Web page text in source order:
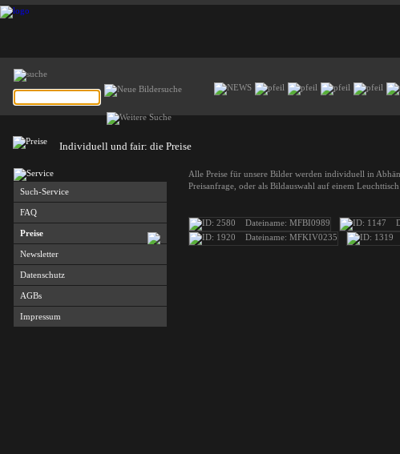
Individuell und fair: die Preise
Such-Service
FAQ
Preise
Newsletter
Datenschutz
AGBs
Impressum
Alle Preise für unsere Bilder werden individuell in
Preisanfrage, oder als Bildauswahl auf einem